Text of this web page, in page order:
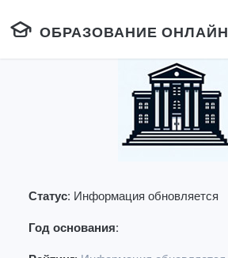
ОБРАЗОВАНИЕ ОНЛАЙН
Статус: Информация обновляется
Год основания: